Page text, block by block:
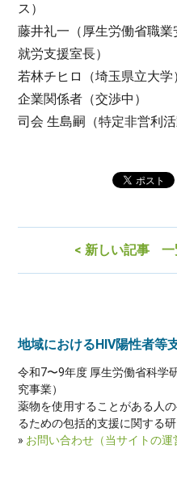
ス）
藤井礼一（厚生労働省職
就労支援室長）
若林チヒロ（埼玉県立大学
企業関係者（交渉中）
司会 生島嗣（特定非営利
< 新しい記事
地域におけるHIV陽性者等
令和7〜9年度 厚生労働省科学
究事業）
薬物を使用することがある人
るための包括的支援に関する
» お問い合わせ（当サイトの運